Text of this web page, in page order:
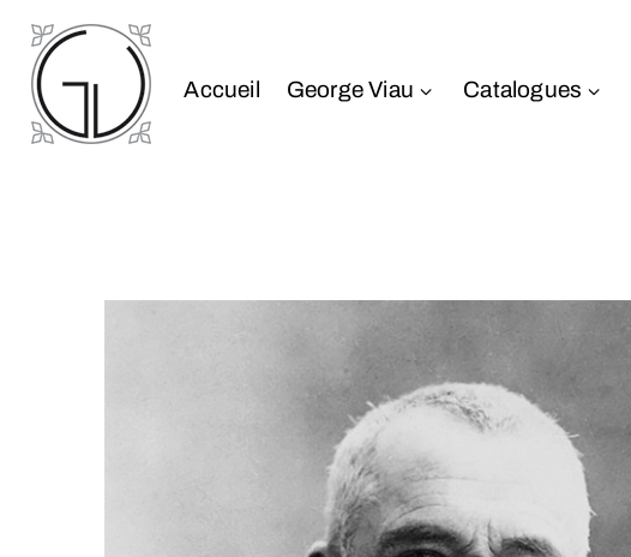
Accueil George Viau Catalogues